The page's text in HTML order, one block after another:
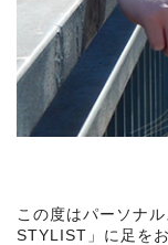
この度はパーソナ
STYLIST」に足を